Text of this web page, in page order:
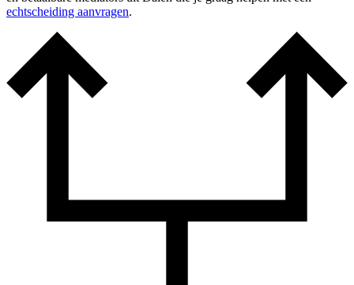
echtscheiding aanvragen.